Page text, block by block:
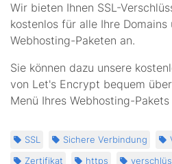
Wir bieten Ihnen SSL-
kostenlos für alle Ihre
Webhosting-Paketen an.
Sie können dazu unsere
von Let's Encrypt bequem
Menü Ihres Webhosting-Pakets
SSL Sichere Verbindung
Zertifikat
https